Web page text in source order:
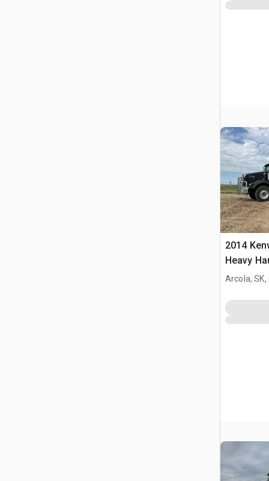
2014
Heavy
cuccetta
Arcola, SK,